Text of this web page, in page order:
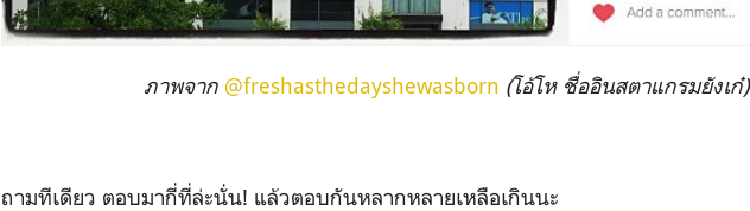
ภาพจาก @freshasthedayshewasborn (โอ้โห ชื่ออินสตาแกรมยังเก๋)
ถามทีเดียว ตอบมากี่ที่ล่ะนั่น! แล้วตอบกันหลากหลายเหลือเกินนะ